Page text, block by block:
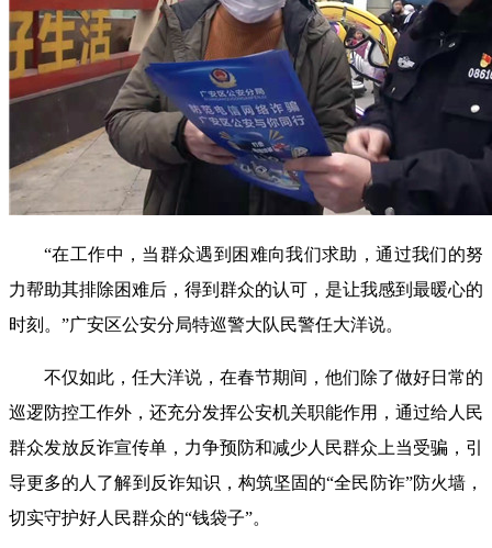
“在工作中，当群众遇到困难向我们求助，通过我们的努
力帮助其排除困难后，得到群众的认可，是让我感到最暖心的
时刻。”广安区公安分局特巡警大队民警任大洋说。
不仅如此，任大洋说，在春节期间，他们除了做好日常的
巡逻防控工作外，还充分发挥公安机关职能作用，通过给人民
群众发放反诈宣传单，力争预防和减少人民群众上当受骗，引
导更多的人了解到反诈知识，构筑坚固的“全民防诈”防火墙，
切实守护好人民群众的“钱袋子”。